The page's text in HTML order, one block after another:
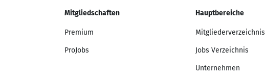
Mitgliedschaften
Premium
ProJobs
Hauptbereiche
Mitgliederverzeichnis
Jobs Verzeichnis
Unternehmen